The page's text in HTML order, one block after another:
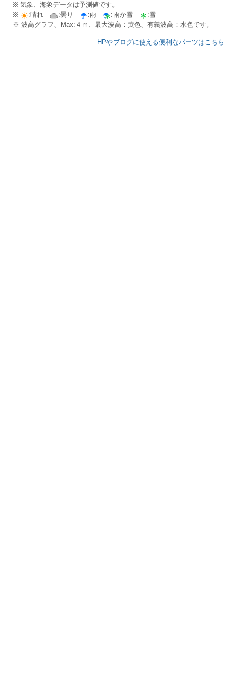
※ 気象、海象データは予測値です。
※
:晴れ :曇り :雨 :雨か雪
:雪
※ 波高グラフ、Max:４ｍ、最大波高：黄色、有義波高：水色です。
HPやブログに使える便利なパーツはこちら